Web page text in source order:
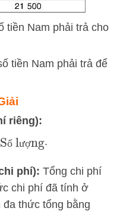
tiền Nam phải trả cho
tiền Nam phải trả để
riêng):
ố ư ợ
lượng .
phí): Tổng chi phí
chi phí đã tính ở
đa thức tổng bằng